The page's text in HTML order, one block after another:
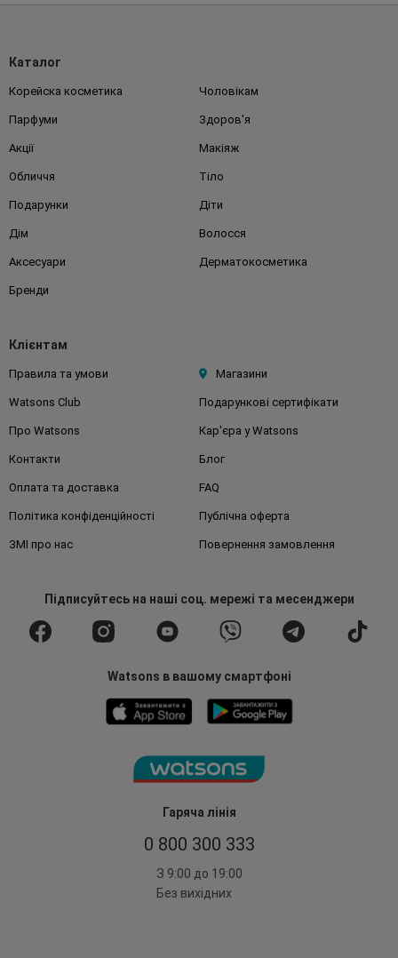
Гаряча лінія
0 800 300 333
З 9:00 до 19:00
Без вихідних
Каталог
Корейска косметика Чоловікам
Парфуми Здоров'я
Акції Макіяж
Обличчя Тіло
Подарунки Діти
Дім Волосся
Аксесуари Дерматокосметика
Бренди
Клієнтам
Правила та умови Магазини
Watsons Club Подарункові сертифікати
Про Watsons Кар'єра у Watsons
Контакти Блог
Оплата та доставка FAQ
Політика конфіденційності Публічна оферта
ЗМІ про нас Повернення замовлення
Підписуйтесьна наші соц. мережі та месенджери
Watsons в вашому смартфоні